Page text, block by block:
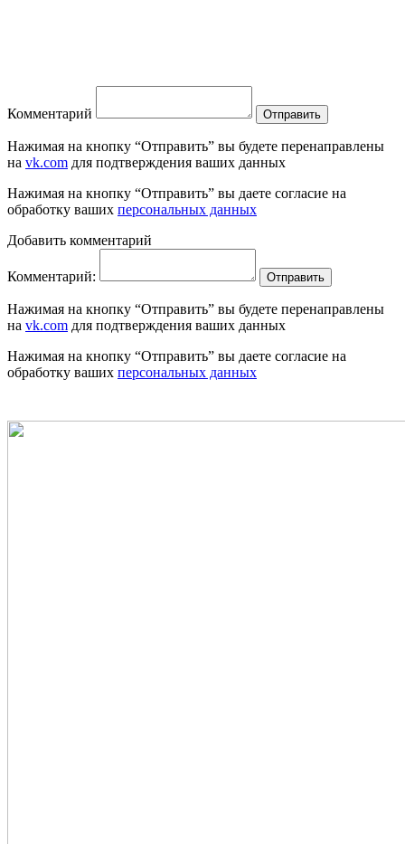
Комментарий Отправить
Нажимая на кнопку “Отправить” вы будете перенаправлены
на vk.com для подтверждения ваших данных
Нажимая на кнопку “Отправить” вы даете согласие на
обработку ваших персональных данных
Добавить комментарий
Комментарий: Отправить
Нажимая на кнопку “Отправить” вы будете перенаправлены
на vk.com для подтверждения ваших данных
Нажимая на кнопку “Отправить” вы даете согласие на
обработку ваших персональных данных